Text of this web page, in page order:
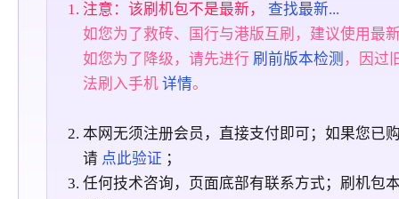
注意：该刷机包不是最新， 查找最新...
如您为了救砖、国行与港版互刷，建议使用最
如您为了降级，请先进行 刷前版本检测 ，因过
法刷入手机详情。
本网无须注册会员，直接支付即可；如果您已
请 点此验证 ；
任何技术咨询，页面底部有联系方式；刷机包